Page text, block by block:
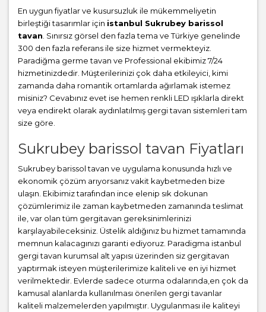
En uygun fiyatlar ve kusursuzluk ile mükemmeliyetin
birleştiği tasarımlar için istanbul Sukrubey barissol
tavan . Sınırsız görsel den fazla tema ve Türkiye genelinde
300 den fazla referans ile size hizmet vermekteyiz.
Paradiğma germe tavan ve Professional ekibimiz 7/24
hizmetinizdedir. Müşterilerinizi çok daha etkileyici, kimi
zamanda daha romantik ortamlarda ağırlamak istemez
misiniz? Cevabınız evet ise hemen renkli LED ışıklarla direkt
veya endirekt olarak aydınlatılmış gergi tavan sistemleri tam
size göre.
Sukrubey barissol tavan Fiyatları
Sukrubey barissol tavan ve uygulama konusunda hızlı ve
ekonomik çözüm arıyorsanız vakit kaybetmeden bize
ulaşın. Ekibimiz tarafından ince elenip sık dokunan
çözümlerimiz ile zaman kaybetmeden zamanında teslimat
ile, var olan tüm gergitavan gereksinimlerinizi
karşılayabileceksiniz. Üstelik aldığınız bu hizmet tamamında
memnun kalacagınızı garanti ediyoruz. Paradigma istanbul
gergi tavan kurumsal alt yapısı üzerinden siz gergitavan
yaptırmak isteyen müşterilerimize kaliteli ve en iyi hizmet
verilmektedir. Evlerde sadece oturma odalarında,en çok da
kamusal alanlarda kullanılması önerilen gergi tavanlar
kaliteli malzemelerden yapılmıştır. Uygulanması ile kaliteyi